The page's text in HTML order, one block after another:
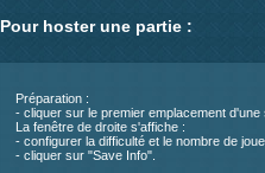
Pour hoster une partie :
Préparation :
- cliquer sur le premier emplacement d'une
La fenêtre de droite s'affiche :
- configurer la difficulté et le nombre de
- cliquer sur "Save Info".